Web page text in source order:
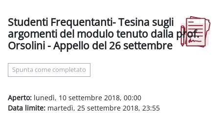
Studenti Frequentanti- Tesina sugli
argomenti del modulo tenuto dalla prof.
Orsolini - Appello del 26 settembre
Spunta come completato
Aperto: lunedì, 10 settembre 2018, 00:00
Data limite: martedì, 25 settembre 2018, 23:55